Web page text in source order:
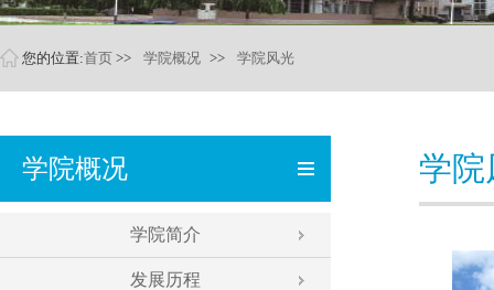
您的位置:首页 >> 学院概况 >> 学院风光
学院概况
学院简介
发展历程
学院